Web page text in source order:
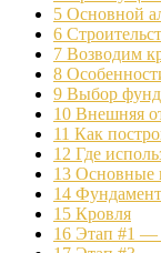
5 Основной
6
7 Возводим
8
9 Выбор
10 Внешняя
11 Как
12 Где
13 Основные
14 Фундамент
15 Кровля
16 Этап #1 —